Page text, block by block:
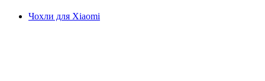
Чохли для Xiaomi